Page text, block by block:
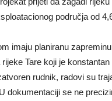
područja od
imaju planiranu
Tare koji je
rudnik, radovi su
dokumentaciji se ne